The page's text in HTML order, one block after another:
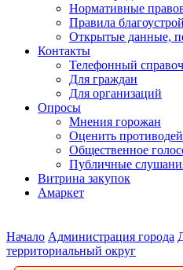
Нормативные
Правила
Открытые данные,
Контакты
Телефонный
Для граждан
Для организаций
Опросы
Мнения горожан
Оценить
Общественное
Публичные
Витрина закупок
Амаркет
Начало Администрация города
территориальный округ